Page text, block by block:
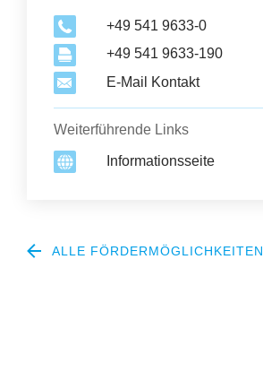
+49 541 9633-0
+49 541 9633-190
E-Mail Kontakt
Weiterführende Links
Informationsseite
ALLE FÖRDERMÖGLICHKEITEN